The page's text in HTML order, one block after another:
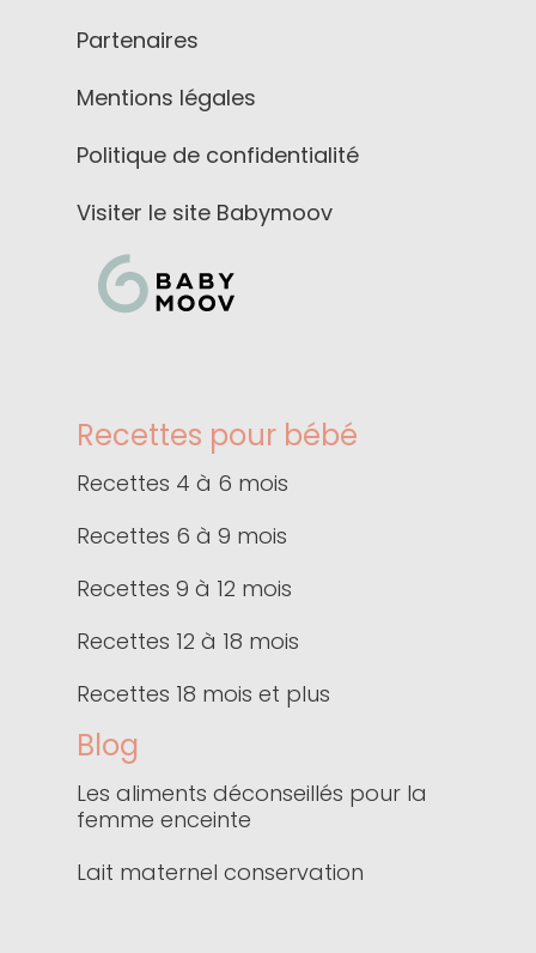
Partenaires
Mentions légales
Politique de confidentialité
Visiter le site Babymoov
Recettes pour bébé
Recettes 4 à 6 mois
Recettes 6 à 9 mois
Recettes 9 à 12 mois
Recettes 12 à 18 mois
Recettes 18 mois et plus
Blog
Les aliments déconseillés pour la
femme enceinte
Lait maternel conservation